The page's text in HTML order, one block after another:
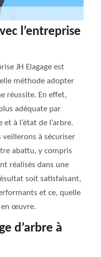
l’entreprise
JH Elagage est
méthode adopter
réussite. En effet,
adéquate par
à l’état de l’arbre.
veillerons à sécuriser
abattu, y compris
réalisés dans une
soit satisfaisant,
et ce, quelle
en œuvre.
d’arbre à